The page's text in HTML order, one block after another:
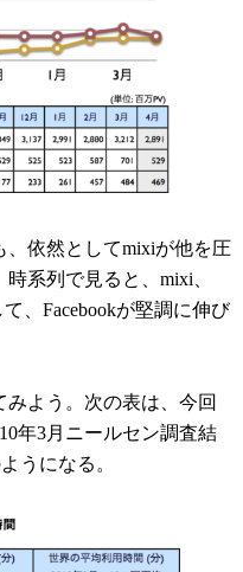
依然としてmixiが他を圧
系列で見ると、mixi、
、Facebookが堅調に伸び
よう。次の表は、今回
年3月ニールセン調査結
うになる。